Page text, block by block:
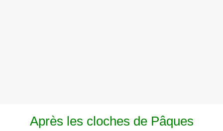
Après les cloches de Pâques